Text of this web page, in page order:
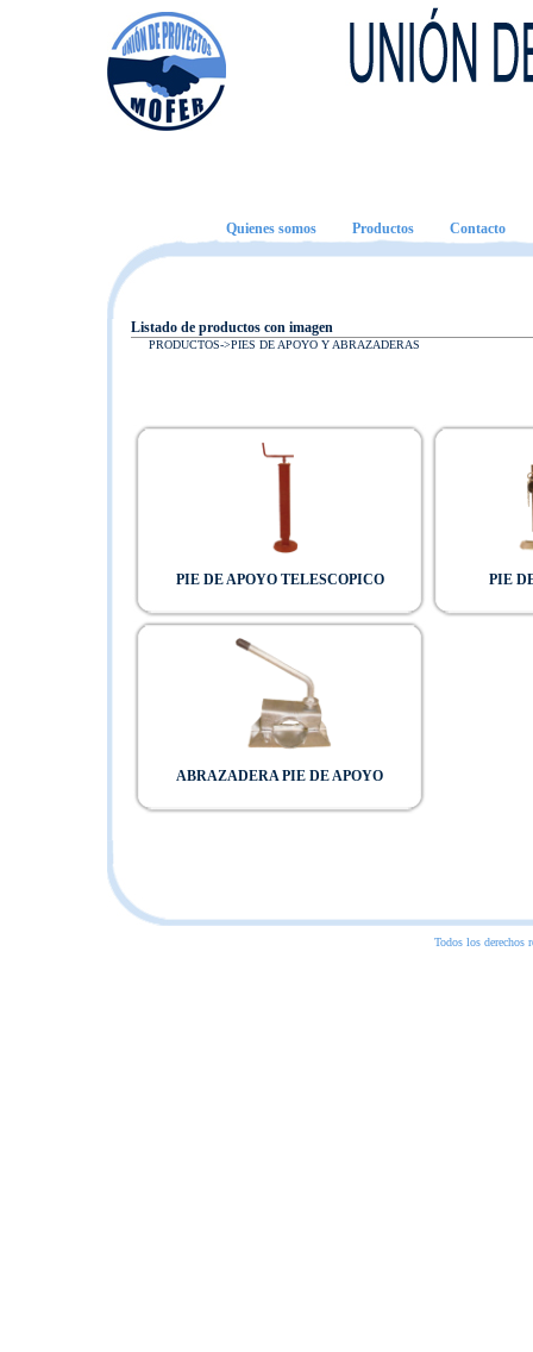
Quienes somos Productos Contacto
Listado de productos con imagen
PRODUCTOS->PIES DE APOYO Y ABRAZADERAS
PIE DE APOYO TELESCOPICO PIE
ABRAZADERA PIE DE APOYO
Todos los derechos